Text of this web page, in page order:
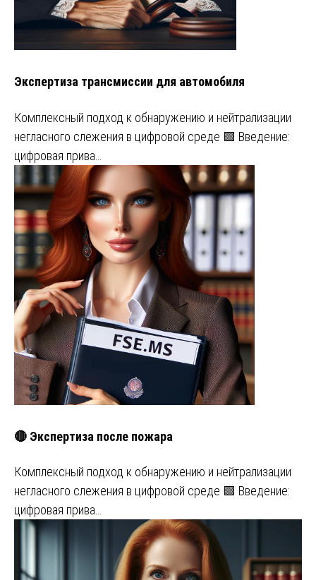
Экспертиза трансмиссии для автомобиля
Комплексный подход к обнаружению и нейтрализации
негласного слежения в цифровой среде 🟩 Введение:
цифровая прива…
🔴 Экспертиза после пожара
Комплексный подход к обнаружению и нейтрализации
негласного слежения в цифровой среде 🟩 Введение:
цифровая прива…